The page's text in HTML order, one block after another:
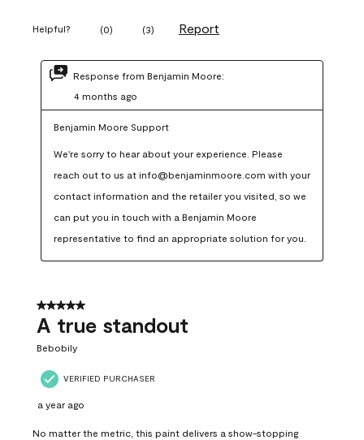
Helpful? (0) (3) Report
Response from Benjamin Moore:
4 months ago
Benjamin Moore Support
We're sorry to hear about your experience. Please
reach out to us at info@benjaminmoore.com with your
contact information and the retailer you visited, so we
can put you in touch with a Benjamin Moore
representative to find an appropriate solution for you.
5 out of 5 stars.
A true standout
Bebobily
VERIFIED PURCHASER
a year ago
No matter the metric, this paint delivers a show-stopping